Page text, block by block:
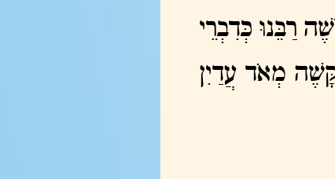
רַבֵּנוּ כְּדִבְרֵי
מְאֹד עֲדַיִן